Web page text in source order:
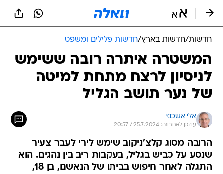
חדשות/חדשות בארץ/חדשות פלילים ומשפט
המשטרה איתרה רובה ששימש
לניסיון לרצח מתחת למיטה
של נער תושב הגליל
אלי אשכנזי
עודכן לאחרונה: 25.7.2024 / 20:57
הרובה מסוג קלצ'ניקוב שימש לירי לעבר צעיר
שנסע על כביש בגליל, בעקבות ריב בין נהגים. הוא
התגלה לאחר חיפוש בביתו של הנאשם, בן 18,